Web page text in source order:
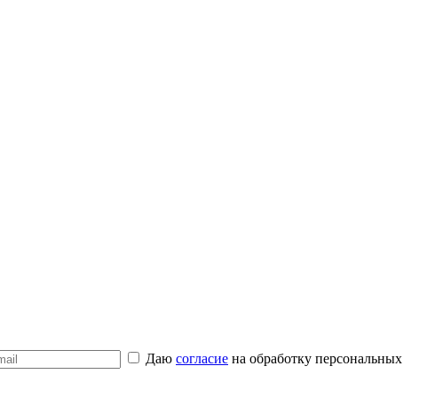
Даю согласие на обработку персональных